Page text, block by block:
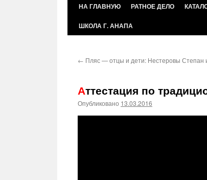
Перейти
НА ГЛАВНУЮ РАТНОЕ ДЕЛО
ШКОЛА Г. АНАПА
← Пляс — отцы и дети: Нестеровы Степан
Аттестация по
Опубликовано 13.03.2016